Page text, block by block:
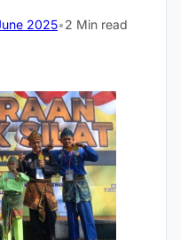
2025•2 Min read